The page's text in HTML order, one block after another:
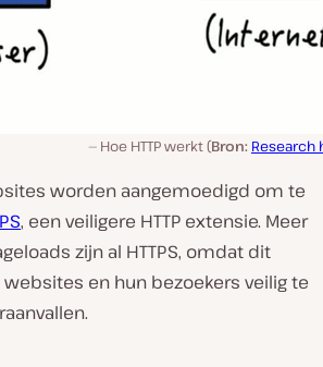
Hoe HTTP werkt (Bron: Research
worden aangemoedigd om te
, een veiligere HTTP extensie. Meer
zijn al HTTPS, omdat dit
en hun bezoekers veilig te